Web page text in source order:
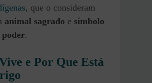
, que o consideram
animal sagrado e símbolo
poder.
e Por Que Está